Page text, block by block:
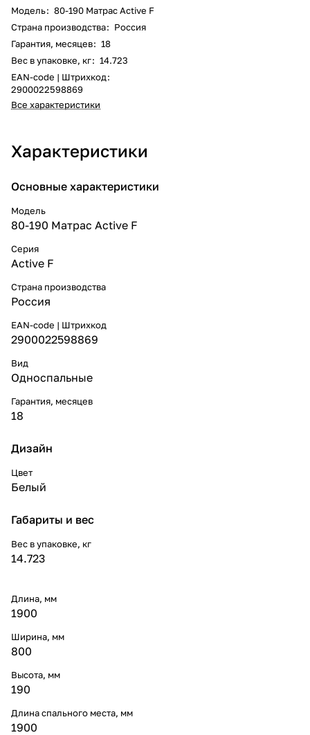
Модель: 80-190 Матрас Active F
Страна производства: Россия
Гарантия, месяцев: 18
Вес в упаковке, кг: 14.723
EAN-code | Штрихкод:
2900022598869
Все характеристики
Характеристики
Основные характеристики
Модель
80-190 Матрас Active F
Серия
Active F
Страна производства
Россия
EAN-code | Штрихкод
2900022598869
Вид
Односпальные
Гарантия, месяцев
18
Дизайн
Цвет
Белый
Габариты и вес
Вес в упаковке, кг
14.723
Длина, мм
1900
Ширина, мм
800
Высота, мм
190
Длина спального места, мм
1900